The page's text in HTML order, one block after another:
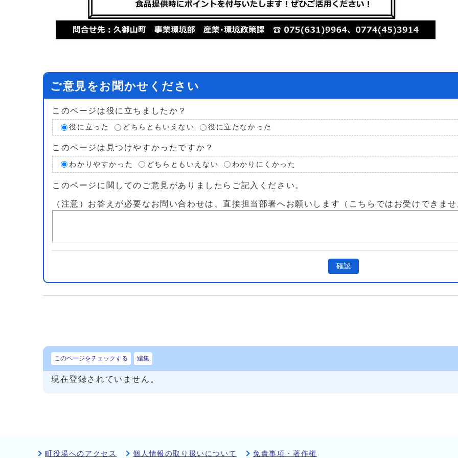
ご意見をお聞かせください
このページは役に立ちましたか？
役に立った どちらともいえない 役に立たなかった
このページは見つけやすかったですか？
わかりやすかった どちらともいえない わかりにくかった
このページに関してのご意見がありましたらご記入ください。
（注意）お答えが必要なお問い合わせは、直接担当部署へお願いします（こちらではお受けできま
確認
このページをチェックする 編集
現在登録されていません。
町役場へのアクセス 個人情報の取り扱いについて 免責事項・著作権